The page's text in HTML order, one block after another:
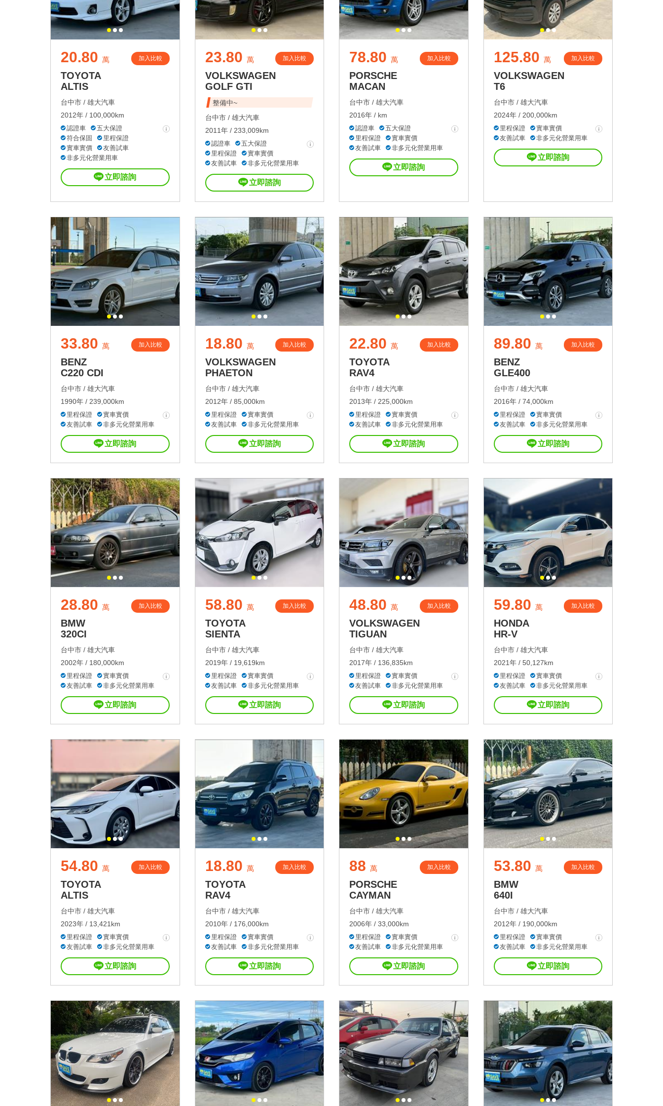
20.80 萬 加入比較
TOYOTA
ALTIS
台中市 / 雄大汽車
2012年 / 100,000km
認證車
五大保證
符合保固
里程保證
實車實價
友善試車
非多元化營業用車
立即諮詢
23.80 萬 加入比較
VOLKSWAGEN
GOLF GTI
整備中~
台中市 / 雄大汽車
2011年 / 233,009km
認證車
五大保證
里程保證
實車實價
友善試車
非多元化營業用車
立即諮詢
78.80 萬 加入比較
PORSCHE
MACAN
台中市 / 雄大汽車
2016年 / km
認證車
五大保證
里程保證
實車實價
友善試車
非多元化營業用車
立即諮詢
125.80 萬 加入比較
VOLKSWAGEN
T6
台中市 / 雄大汽車
2024年 / 200,000km
里程保證
實車實價
友善試車
非多元化營業用車
立即諮詢
33.80 萬 加入比較
BENZ
C220 CDI
台中市 / 雄大汽車
1990年 / 239,000km
里程保證
實車實價
友善試車
非多元化營業用車
立即諮詢
18.80 萬 加入比較
VOLKSWAGEN
PHAETON
台中市 / 雄大汽車
2012年 / 85,000km
里程保證
實車實價
友善試車
非多元化營業用車
立即諮詢
22.80 萬 加入比較
TOYOTA
RAV4
台中市 / 雄大汽車
2013年 / 225,000km
里程保證
實車實價
友善試車
非多元化營業用車
立即諮詢
89.80 萬 加入比較
BENZ
GLE400
台中市 / 雄大汽車
2016年 / 74,000km
里程保證
實車實價
友善試車
非多元化營業用車
立即諮詢
28.80 萬 加入比較
BMW
320CI
台中市 / 雄大汽車
2002年 / 180,000km
里程保證
實車實價
友善試車
非多元化營業用車
立即諮詢
58.80 萬 加入比較
TOYOTA
SIENTA
台中市 / 雄大汽車
2019年 / 19,619km
里程保證
實車實價
友善試車
非多元化營業用車
立即諮詢
48.80 萬 加入比較
VOLKSWAGEN
TIGUAN
台中市 / 雄大汽車
2017年 / 136,835km
里程保證
實車實價
友善試車
非多元化營業用車
立即諮詢
59.80 萬 加入比較
HONDA
HR-V
台中市 / 雄大汽車
2021年 / 50,127km
里程保證
實車實價
友善試車
非多元化營業用車
立即諮詢
54.80 萬 加入比較
TOYOTA
ALTIS
台中市 / 雄大汽車
2023年 / 13,421km
里程保證
實車實價
友善試車
非多元化營業用車
立即諮詢
18.80 萬 加入比較
TOYOTA
RAV4
台中市 / 雄大汽車
2010年 / 176,000km
里程保證
實車實價
友善試車
非多元化營業用車
立即諮詢
88 萬 加入比較
PORSCHE
CAYMAN
台中市 / 雄大汽車
2006年 / 33,000km
里程保證
實車實價
友善試車
非多元化營業用車
立即諮詢
53.80 萬 加入比較
BMW
640I
台中市 / 雄大汽車
2012年 / 190,000km
里程保證
實車實價
友善試車
非多元化營業用車
立即諮詢